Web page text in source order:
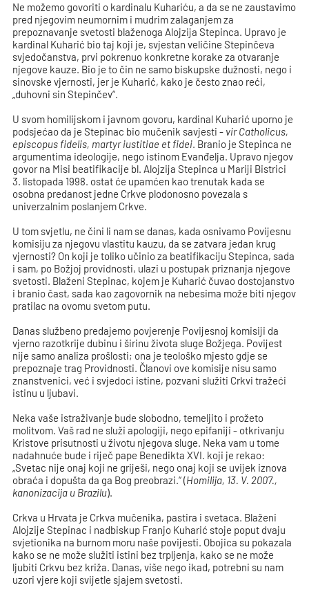
Ne možemo govoriti o kardinalu Kuhariću, a da se ne zaustavimo
pred njegovim neumornim i mudrim zalaganjem za
prepoznavanje svetosti blaženoga Alojzija Stepinca. Upravo je
kardinal Kuharić bio taj koji je, svjestan veličine Stepinčeva
svjedočanstva, prvi pokrenuo konkretne korake za otvaranje
njegove kauze. Bio je to čin ne samo biskupske dužnosti, nego i
sinovske vjernosti, jer je Kuharić, kako je često znao reći,
„duhovni sin Stepinčev“.
U svom homilijskom i javnom govoru, kardinal Kuharić uporno je
podsjećao da je Stepinac bio mučenik savjesti - vir Catholicus,
episcopus fidelis, martyr iustitiae et fidei. Branio je Stepinca ne
argumentima ideologije, nego istinom Evanđelja. Upravo njegov
govor na Misi beatifikacije bl. Alojzija Stepinca u Mariji Bistrici
3. listopada 1998. ostat će upamćen kao trenutak kada se
osobna predanost jedne Crkve plodonosno povezala s
univerzalnim poslanjem Crkve.
U tom svjetlu, ne čini li nam se danas, kada osnivamo Povijesnu
komisiju za njegovu vlastitu kauzu, da se zatvara jedan krug
vjernosti? On koji je toliko učinio za beatifikaciju Stepinca, sada
i sam, po Božjoj providnosti, ulazi u postupak priznanja njegove
svetosti. Blaženi Stepinac, kojem je Kuharić čuvao dostojanstvo
i branio čast, sada kao zagovornik na nebesima može biti njegov
pratilac na ovomu svetom putu.
Danas službeno predajemo povjerenje Povijesnoj komisiji da
vjerno razotkrije dubinu i širinu života sluge Božjega. Povijest
nije samo analiza prošlosti; ona je teološko mjesto gdje se
prepoznaje trag Providnosti. Članovi ove komisije nisu samo
znanstvenici, već i svjedoci istine, pozvani služiti Crkvi tražeći
istinu u ljubavi.
Neka vaše istraživanje bude slobodno, temeljito i prožeto
molitvom. Vaš rad ne služi apologiji, nego epifaniji - otkrivanju
Kristove prisutnosti u životu njegova sluge. Neka vam u tome
nadahnuće bude i riječ pape Benedikta XVI. koji je rekao:
„Svetac nije onaj koji ne griješi, nego onaj koji se uvijek iznova
obraća i dopušta da ga Bog preobrazi.“ (Homilija, 13. V. 2007.,
kanonizacija u Brazilu).
Crkva u Hrvata je Crkva mučenika, pastira i svetaca. Blaženi
Alojzije Stepinac i nadbiskup Franjo Kuharić stoje poput dvaju
svjetionika na burnom moru naše povijesti. Obojica su pokazala
kako se ne može služiti istini bez trpljenja, kako se ne može
ljubiti Crkvu bez križa. Danas, više nego ikad, potrebni su nam
uzori vjere koji svijetle sjajem svetosti.